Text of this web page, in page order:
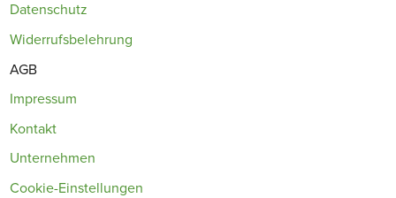
Datenschutz
Widerrufsbelehrung
AGB
Impressum
Kontakt
Unternehmen
Cookie-Einstellungen